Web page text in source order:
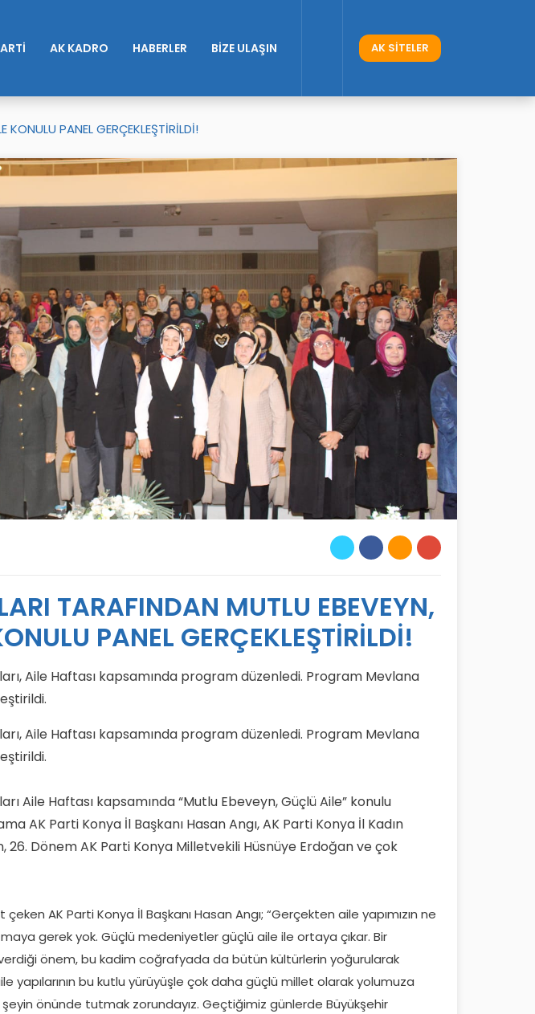
AK KADRO HABERLER BİZE ULAŞIN AK SİTELER
KONULU PANEL GERÇEKLEŞTİRİLDİ!
TARAFINDAN MUTLU EBEVEYN,
PANEL GERÇEKLEŞTİRİLDİ!
Aile Haftası kapsamında program düzenledi. Program Mevlana
Aile Haftası kapsamında program düzenledi. Program Mevlana
Aile Haftası kapsamında “Mutlu Ebeveyn, Güçlü Aile” konulu
AK Parti Konya İl Başkanı Hasan Angı, AK Parti Konya İl Kadın
26. Dönem AK Parti Konya Milletvekili Hüsnüye Erdoğan ve çok
çeken AK Parti Konya İl Başkanı Hasan Angı; “Gerçekten aile yapımızın ne
gerek yok. Güçlü medeniyetler güçlü aile ile ortaya çıkar. Bir
önem, bu kadim coğrafyada da bütün kültürlerin yoğurularak
yapılarının bu kutlu yürüyüşle çok daha güçlü millet olarak yolumuza
önünde tutmak zorundayız. Geçtiğimiz günlerde Büyükşehir